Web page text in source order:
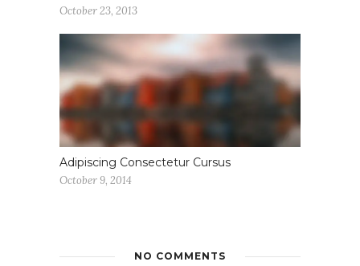
October 23, 2013
Adipiscing Consectetur Cursus
October 9, 2014
NO COMMENTS